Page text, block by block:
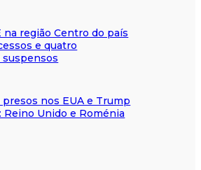
na região Centro do país
e quatro
nos EUA e Trump
Unido e Roménia